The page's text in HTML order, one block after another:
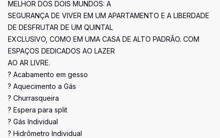
MELHOR DOS DOIS MUNDOS: A
SEGURANÇA DE VIVER EM UM APARTAMENTO E A LIBERDADE
DE DESFRUTAR DE UM QUINTAL
EXCLUSIVO, COMO EM UMA CASA DE ALTO PADRÃO. COM
ESPAÇOS DEDICADOS AO LAZER
AO AR LIVRE.
? Acabamento em gesso
? Aquecimento a Gás
? Churrasqueira
? Espera para split
? Gás Individual
? Hidrômetro Individual